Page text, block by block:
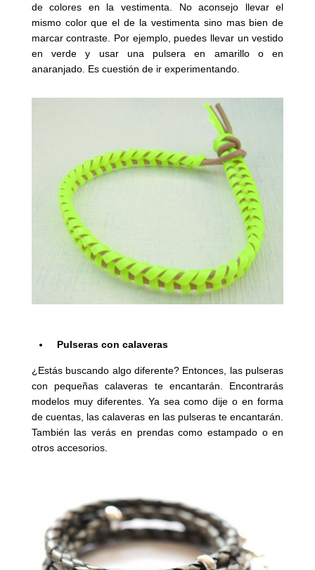
de colores en la vestimenta. No aconsejo llevar el
mismo color que el de la vestimenta sino mas bien de
marcar contraste. Por ejemplo, puedes llevar un vestido
en verde y usar una pulsera en amarillo o en
anaranjado. Es cuestión de ir experimentando.
Pulseras con calaveras
¿Estás buscando algo diferente? Entonces, las pulseras
con pequeñas calaveras te encantarán. Encontrarás
modelos muy diferentes. Ya sea como dije o en forma
de cuentas, las calaveras en las pulseras te encantarán.
También las verás en prendas como estampado o en
otros accesorios.